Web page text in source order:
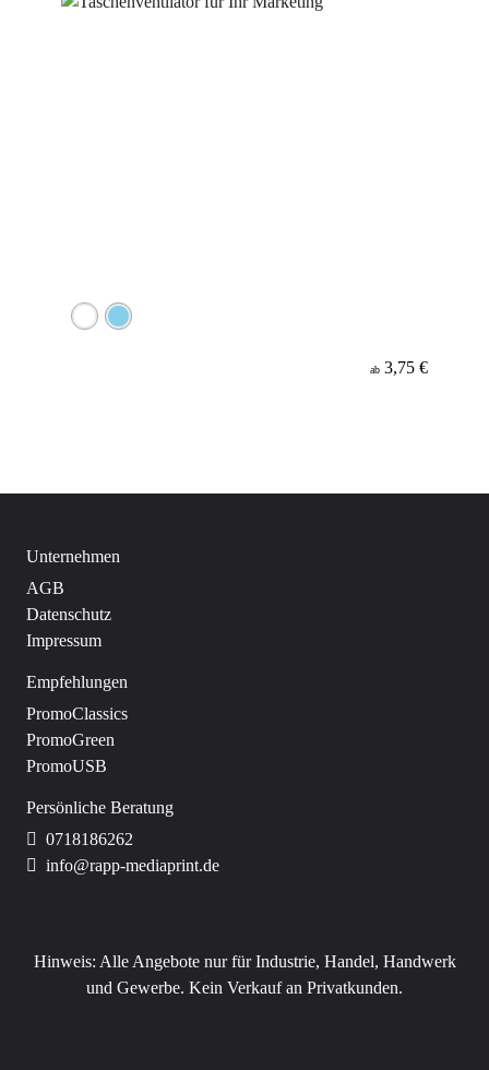
ab 3,75 €
Unternehmen
AGB
Datenschutz
Impressum
Empfehlungen
PromoClassics
PromoGreen
PromoUSB
Persönliche Beratung
0718186262
info@rapp-mediaprint.de
Hinweis: Alle Angebote nur für Industrie, Handel, Handwerk
und Gewerbe. Kein Verkauf an Privatkunden.